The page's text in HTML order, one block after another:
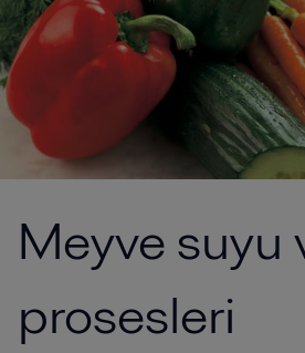
Meyve suyu
prosesleri